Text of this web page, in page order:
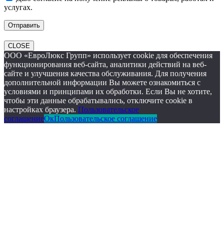
услугах.
CLOSE
ООО «ЕвроЛюкс Групп» использует cookie для обеспечения
функционирования веб-сайта, аналитики действий на веб-
сайте и улучшения качества обслуживания. Для получения
дополнительной информации Вы можете ознакомиться с
условиями и принципами их обработки. Если Вы не хотите,
чтобы эти данные обрабатывались, отключите cookie в
настройках браузера. Пользовательское
соглашениеОкПользовательское соглашение